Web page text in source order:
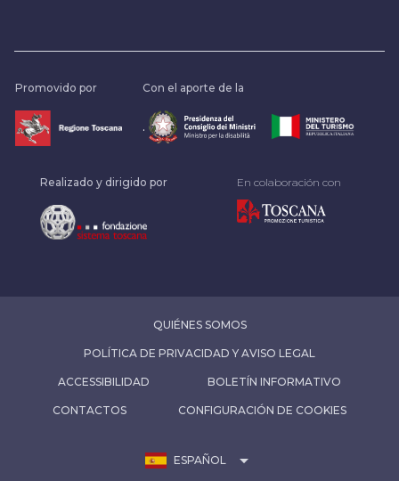
Promovido por Con el aporte de la
.
Realizado y dirigido por En colaboración con
QUIÉNES SOMOS
POLÍTICA DE PRIVACIDAD Y AVISO LEGAL
ACCESSIBILIDAD BOLETÍN INFORMATIVO
CONTACTOS CONFIGURACIÓN DE COOKIES
ESPAÑOL arrow_drop_down